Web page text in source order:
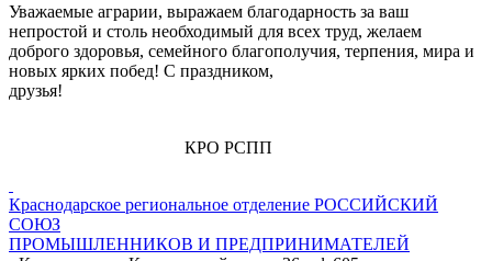
Уважаемые аграрии, выражаем благодарность за ваш
непростой и столь необходимый для всех труд, желаем
доброго здоровья, семейного благополучия, терпения, мира и
новых ярких побед! С праздником,
друзья!
КРО РСПП
Краснодарское региональное отделение РОССИЙСКИЙ
СОЮЗ
ПРОМЫШЛЕННИКОВ И ПРЕДПРИНИМАТЕЛЕЙ